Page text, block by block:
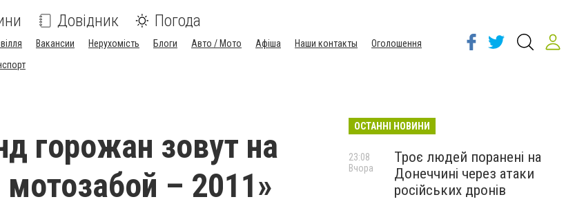
Довідник Погода
Вакансии Нерухомість Блоги Авто / Мото Афіша Наши контакты
Оголошення
горожан зовут на
мотозабой – 2011»
ОСТАННІ НОВИНИ
Троє людей поранені на
Донеччині через атаки
російських дронів
23:08
Вчора